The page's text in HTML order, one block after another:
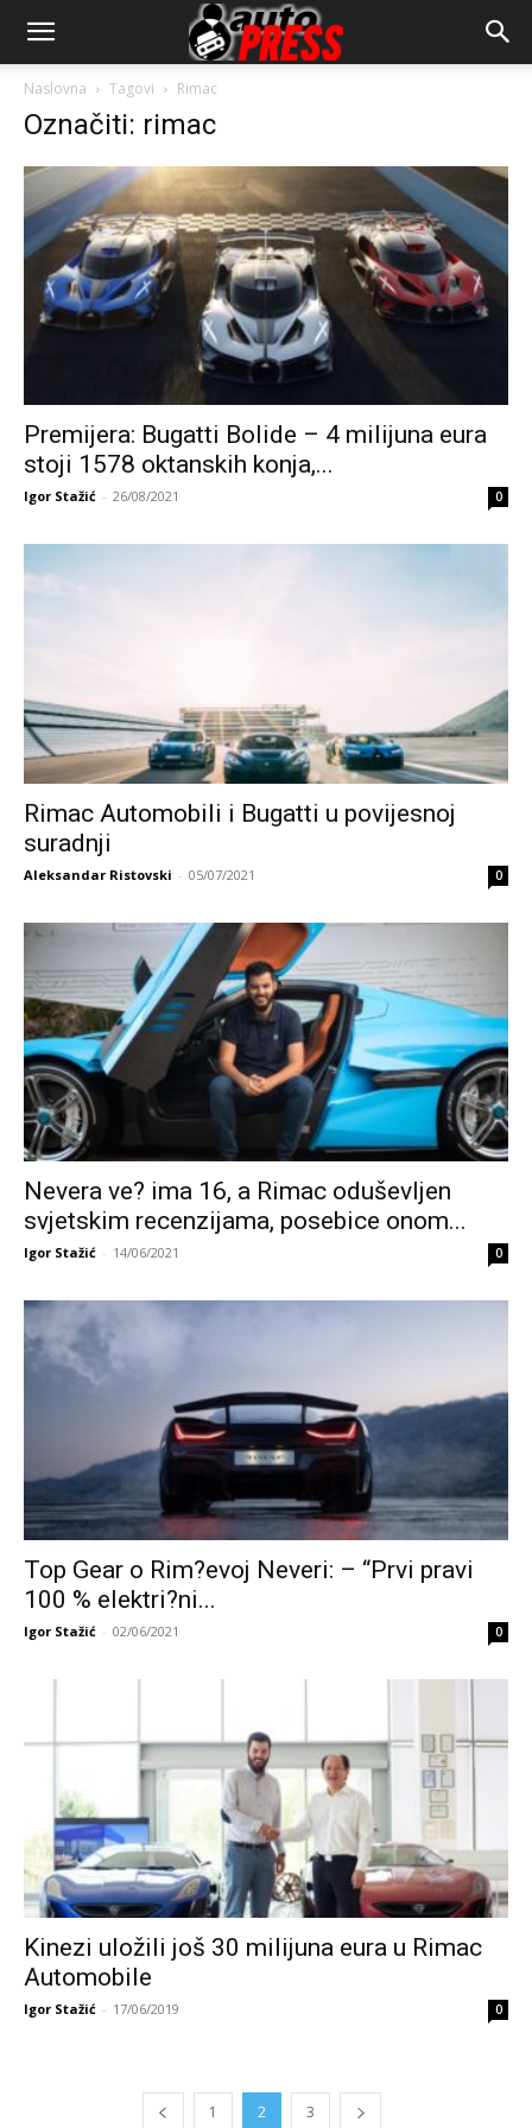
AutopressHR
Naslovna Tagovi Rimac
Označiti: rimac
Premijera: Bugatti Bolide – 4 milijuna eura
stoji 1578 oktanskih konja,...
Igor Stažić - 26/08/2021 0
Rimac Automobili i Bugatti u povijesnoj
suradnji
Aleksandar Ristovski - 05/07/2021 0
Nevera ve? ima 16, a Rimac oduševljen
svjetskim recenzijama, posebice onom...
Igor Stažić - 14/06/2021 0
Top Gear o Rim?evoj Neveri: – “Prvi pravi
100 % elektri?ni...
Igor Stažić - 02/06/2021 0
Kinezi uložili još 30 milijuna eura u Rimac
Automobile
Igor Stažić - 17/06/2019 0
1 2 3